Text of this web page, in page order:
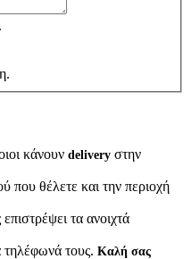
κάνουν delivery στην
που θέλετε και την περιοχή
τα ανοιχτά
τηλέφωνά τους. Καλή σας